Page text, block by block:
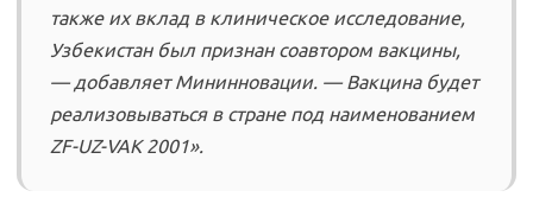
также их вклад в клиническое исследование,
Узбекистан был признан соавтором вакцины,
— добавляет Мининновации. — Вакцина будет
реализовываться в стране под наименованием
ZF-UZ-VAK 2001».